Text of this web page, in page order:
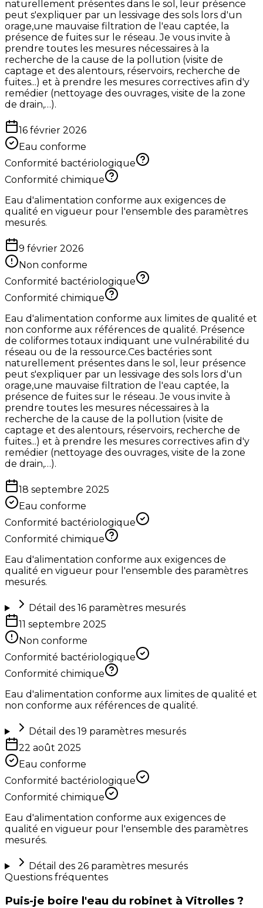
naturellement présentes dans le sol, leur présence
peut s'expliquer par un lessivage des sols lors d'un
orage,une mauvaise filtration de l'eau captée, la
présence de fuites sur le réseau. Je vous invite à
prendre toutes les mesures nécessaires à la
recherche de la cause de la pollution (visite de
captage et des alentours, réservoirs, recherche de
fuites...) et à prendre les mesures correctives afin d'y
remédier (nettoyage des ouvrages, visite de la zone
de drain,…).
16 février 2026
Eau conforme
Conformité bactériologique
Conformité chimique
Eau d'alimentation conforme aux exigences de
qualité en vigueur pour l'ensemble des paramètres
mesurés.
9 février 2026
Non conforme
Conformité bactériologique
Conformité chimique
Eau d'alimentation conforme aux limites de qualité et
non conforme aux références de qualité. Présence
de coliformes totaux indiquant une vulnérabilité du
réseau ou de la ressource.Ces bactéries sont
naturellement présentes dans le sol, leur présence
peut s'expliquer par un lessivage des sols lors d'un
orage,une mauvaise filtration de l'eau captée, la
présence de fuites sur le réseau. Je vous invite à
prendre toutes les mesures nécessaires à la
recherche de la cause de la pollution (visite de
captage et des alentours, réservoirs, recherche de
fuites...) et à prendre les mesures correctives afin d'y
remédier (nettoyage des ouvrages, visite de la zone
de drain,…).
18 septembre 2025
Eau conforme
Conformité bactériologique
Conformité chimique
Eau d'alimentation conforme aux exigences de
qualité en vigueur pour l'ensemble des paramètres
mesurés.
Détail des 16paramètres mesurés
11 septembre 2025
Non conforme
Conformité bactériologique
Conformité chimique
Eau d'alimentation conforme aux limites de qualité et
non conforme aux références de qualité.
Détail des 19 paramètres mesurés
22 août 2025
Eau conforme
Conformité bactériologique
Conformité chimique
Eau d'alimentation conforme aux exigences de
qualité en vigueur pour l'ensemble des paramètres
mesurés.
Détail des 26paramètres mesurés
Questions fréquentes
Puis-je boire l'eau du robinet à Vitrolles ?